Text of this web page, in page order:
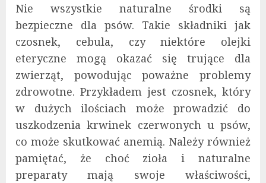
Nie wszystkie naturalne środki są
bezpieczne dla psów. Takie składniki jak
czosnek, cebula, czy niektóre olejki
eteryczne mogą okazać się trujące dla
zwierząt, powodując poważne problemy
zdrowotne. Przykładem jest czosnek, który
w dużych ilościach może prowadzić do
uszkodzenia krwinek czerwonych u psów,
co może skutkować anemią. Należy również
pamiętać, że choć zioła i naturalne
preparaty mają swoje właściwości,